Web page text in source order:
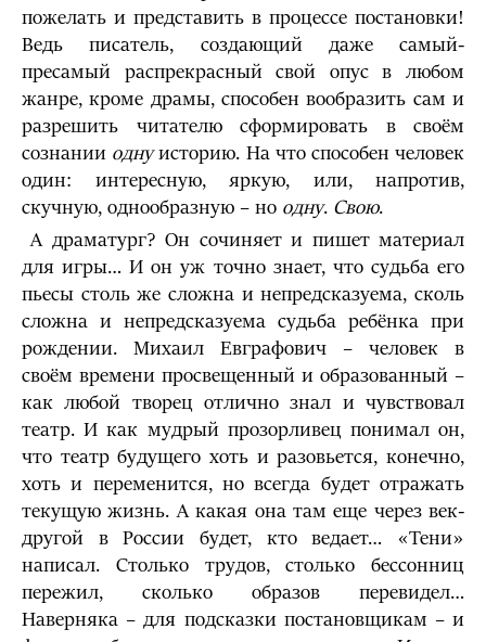
пожелать и представить в процессе постановки!
Ведь писатель, создающий даже самый-
пресамый распрекрасный свой опус в любом
жанре, кроме драмы, способен вообразить сам и
разрешить читателю сформировать в своём
сознании однуисторию. На что способен человек
один: интересную, яркую, или, напротив,
скучную, однообразную – но одну. Свою.
А драматург? Он сочиняет и пишет материал
для игры… И он уж точно знает, что судьба его
пьесы столь же сложна и непредсказуема, сколь
сложна и непредсказуема судьба ребёнка при
рождении. Михаил Евграфович – человек в
своём времени просвещенный и образованный –
как любой творец отлично знал и чувствовал
театр. И как мудрый прозорливец понимал он,
что театр будущего хоть и разовьется, конечно,
хоть и переменится, но всегда будет отражать
текущую жизнь. А какая она там еще через век-
другой в России будет, кто ведает… «Тени»
написал. Столько трудов, столько бессонниц
пережил, сколько образов перевидел…
Наверняка – для подсказки постановщикам – и